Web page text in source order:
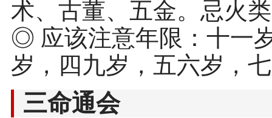
术、古董、五金。忌火
◎ 应该注意年限：十一
岁，四九岁，五六岁，
三命通会